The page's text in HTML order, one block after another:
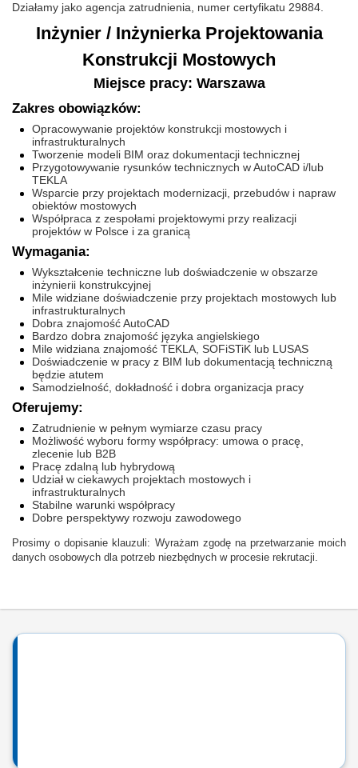
Działamy jako agencja zatrudnienia, numer certyfikatu 29884.
Inżynier / Inżynierka Projektowania
Konstrukcji Mostowych
Miejsce pracy: Warszawa
Zakres obowiązków:
Opracowywanie projektów konstrukcji mostowych i
infrastrukturalnych
Tworzenie modeli BIM oraz dokumentacji technicznej
Przygotowywanie rysunków technicznych w AutoCAD i/lub
TEKLA
Wsparcie przy projektach modernizacji, przebudów i napraw
obiektów mostowych
Współpraca z zespołami projektowymi przy realizacji
projektów w Polsce i za granicą
Wymagania:
Wykształcenie techniczne lub doświadczenie w obszarze
inżynierii konstrukcyjnej
Mile widziane doświadczenie przy projektach mostowych lub
infrastrukturalnych
Dobra znajomość AutoCAD
Bardzo dobra znajomość języka angielskiego
Mile widziana znajomość TEKLA, SOFiSTiK lub LUSAS
Doświadczenie w pracy z BIM lub dokumentacją techniczną
będzie atutem
Samodzielność, dokładność i dobra organizacja pracy
Oferujemy:
Zatrudnienie w pełnym wymiarze czasu pracy
Możliwość wyboru formy współpracy: umowa o pracę,
zlecenie lub B2B
Pracę zdalną lub hybrydową
Udział w ciekawych projektach mostowych i
infrastrukturalnych
Stabilne warunki współpracy
Dobre perspektywy rozwoju zawodowego
Prosimy o dopisanie klauzuli: Wyrażam zgodę na przetwarzanie moich
danych osobowych dla potrzeb niezbędnych w procesie rekrutacji.